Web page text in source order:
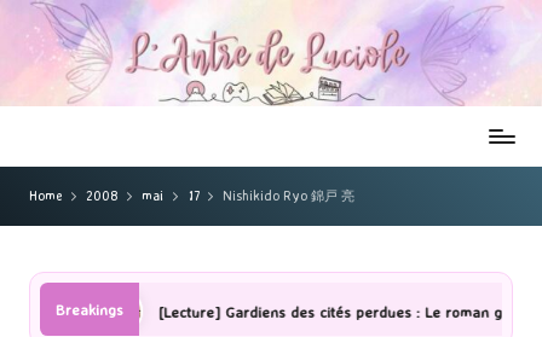
Home 2008 mai 17 Nishikido Ryo 錦戸 亮
Breakings[Lecture] Gardiens des cités perdues : Le roman graphique